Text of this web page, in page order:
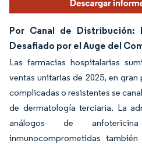
Por Canal de Distribución:
Desafiado por el Auge del
Las farmacias hospitalarias
ventas unitarias de 2025, en
complicadas o resistentes se
de dermatología terciaria. La
análogos de
inmunocomprometidas